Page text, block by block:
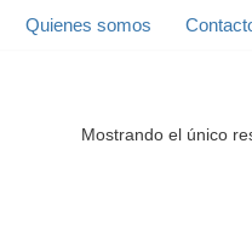
Quienes somos
Mostrando el único